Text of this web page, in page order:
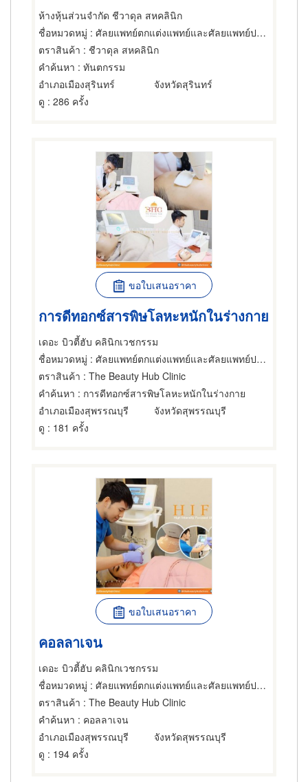
ห้างหุ้นส่วนจำกัด ชีวาดุล สหคลินิก
ชื่อหมวดหมู่ : ศัลยแพทย์ตกแต่งแพทย์และศัลยแพทย์ปริญญา
ตราสินค้า : ชีวาดุล สหคลินิก
คำค้นหา : ทันตกรรม
อำเภอเมืองสุรินทร์
จังหวัดสุรินทร์
ดู : 286 ครั้ง
ขอใบเสนอราคา
การดีทอกซ์สารพิษโลหะหนักในร่างกาย
เดอะ บิวตี้ฮับ คลินิกเวชกรรม
ชื่อหมวดหมู่ : ศัลยแพทย์ตกแต่งแพทย์และศัลยแพทย์ปริญญา
ตราสินค้า : The Beauty Hub Clinic
คำค้นหา : การดีทอกซ์สารพิษโลหะหนักในร่างกาย
อำเภอเมืองสุพรรณบุรี
จังหวัดสุพรรณบุรี
ดู : 181 ครั้ง
ขอใบเสนอราคา
คอลลาเจน
เดอะ บิวตี้ฮับ คลินิกเวชกรรม
ชื่อหมวดหมู่ : ศัลยแพทย์ตกแต่งแพทย์และศัลยแพทย์ปริญญา
ตราสินค้า : The Beauty Hub Clinic
คำค้นหา : คอลลาเจน
อำเภอเมืองสุพรรณบุรี
จังหวัดสุพรรณบุรี
ดู : 194 ครั้ง